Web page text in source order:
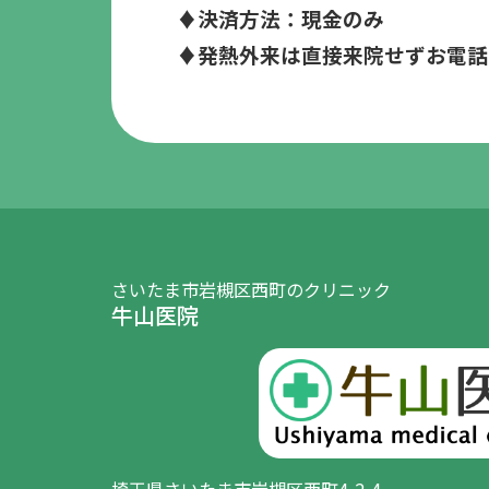
♦決済方法：現金のみ
♦発熱外来は直接来院せずお電
さいたま市岩槻区西町のクリニック
牛山医院